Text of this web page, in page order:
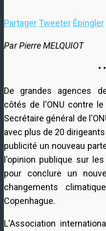
Partager Tweeter Épingler
Par Pierre MELQUIOT
•
De grandes agences
côtés de l'ONU contre
Secrétaire général de
avec plus de 20
publicité un nouveau
l'opinion publique sur
pour conclure un
changements
Copenhague.
L'Association